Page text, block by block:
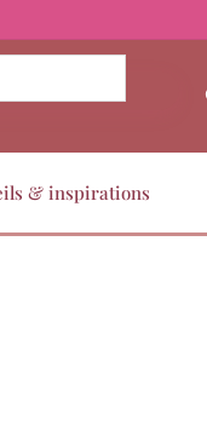
& inspirations